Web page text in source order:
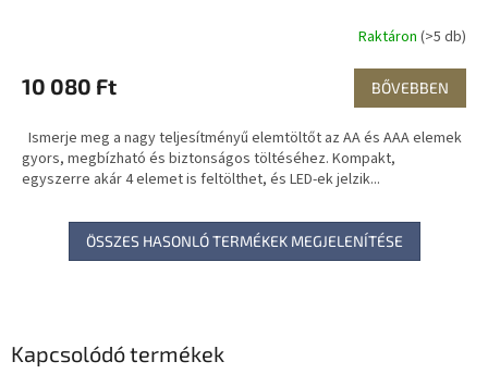
Kapcsolódó termékek
Raktáron (>5 db)
10 080 Ft BŐVEBBEN
Ismerje meg a nagy teljesítményű elemtöltőt az AA és AAA elemek
gyors, megbízható és biztonságos töltéséhez. Kompakt,
egyszerre akár 4 elemet is feltölthet, és LED-ek jelzik...
ÖSSZES HASONLÓ TERMÉKEK MEGJELENÍTÉSE